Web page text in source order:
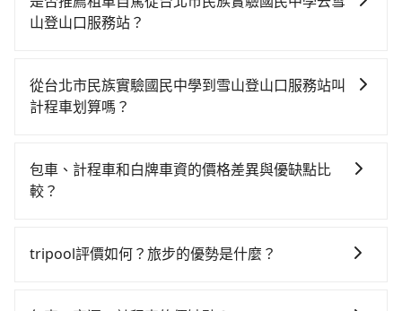
台北-台中一天最多有102班次高鐵可搭乘。假設從台北
抵達高鐵站後，步行進站、現場購票並於月台排隊的時
間約25分鐘，再乘坐47~66分鐘（平均57分）的高鐵從
鐘、車費1,800元後，抵達雪山登山口服務站 (台中市和
平區) 的目的地。全程加上轉車時間共2小時58分鐘，假
約1,050元，費時2小時43分鐘。選擇搭乘高鐵而不預約
山登山口服務站？
時不需要閉目養神（因為要自己開車），最重要的是你
當天就要來回，那在台北路邊可隨租隨借的iRent應該是
市民族實驗國民中學到雪山登山口服務站的花費預估為
$2,300~2,950（金額差異來自於平假日、車款差異、抵
能的罰單都需自付。再者，和運的iRent只提供最基本的
從台北市民族實驗國民中學到雪山登山口服務站叫
計程車划算嗎？
灣大車隊、Uber、Line Taxi、Yoxi等，如果在路邊攔不
到車，也可考慮打電話至附近的計程車隊，如建國計程
可省高達$500。關於交通需要特別注意：像雪山登山口
包車、計程車和白牌車資的價格差異與優缺點比
較？
包車：優點是搭乘舒適可以根據自己的需求安排時間和
tripool評價如何？旅步的優勢是什麼？